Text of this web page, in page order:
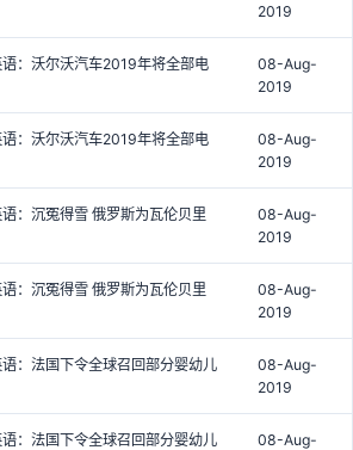
2019
：沃尔沃汽车2019年将全部电
08-Aug-
2019
：沃尔沃汽车2019年将全部电
08-Aug-
2019
：沉冤得雪 俄罗斯为瓦伦贝里
08-Aug-
2019
：沉冤得雪 俄罗斯为瓦伦贝里
08-Aug-
2019
：法国下令全球召回部分婴幼儿
08-Aug-
2019
：法国下令全球召回部分婴幼儿
08-Aug-